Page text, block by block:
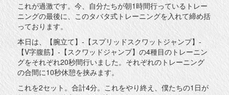
これが過激です。今、自分たちが朝1時間行っているトレー
ニングの最後に、このタバタ式トレーニングを入れて締め括
っております。
本日は、【腕立て】-【スプリッドスクワットジャンプ】-
【V字腹筋】-【スクワッドジャンプ】の4種目のトレーニン
グをそれぞれ20秒間行いました。それぞれのトレーニング
の合間に10秒休憩を挟みます。
これを2セット。合計4分。これをやり終え、僕たちの1日が